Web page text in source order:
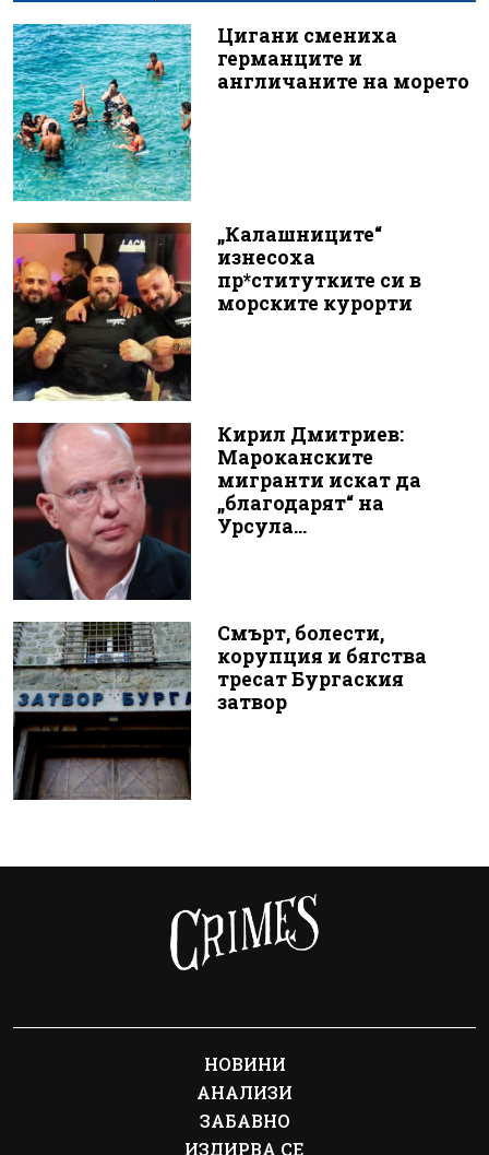
Цигани смениха
германците и
англичаните на морето
„Калашниците“
изнесоха
пр*ститутките си в
морските курорти
Кирил Дмитриев:
Мароканските
мигранти искат да
„благодарят“ на
Урсула...
Смърт, болести,
корупция и бягства
тресат Бургаския
затвор
НОВИНИ
АНАЛИЗИ
ЗАБАВНО
ИЗДИРВА СЕ